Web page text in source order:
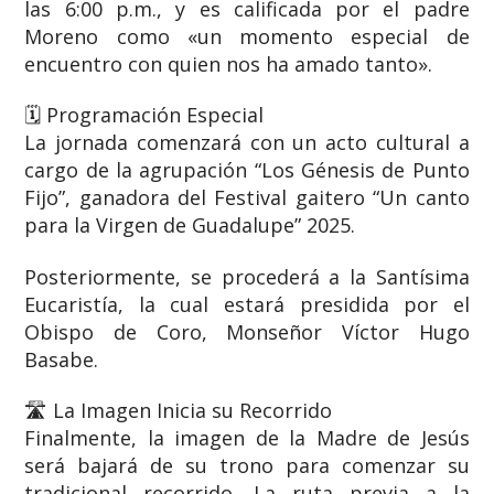
las 6:00 p.m., y es calificada por el padre
Moreno como «un momento especial de
encuentro con quien nos ha amado tanto».
​🗓️ Programación Especial
​La jornada comenzará con un acto cultural a
cargo de la agrupación “Los Génesis de Punto
Fijo”, ganadora del Festival gaitero “Un canto
para la Virgen de Guadalupe” 2025.
​Posteriormente, se procederá a la Santísima
Eucaristía, la cual estará presidida por el
Obispo de Coro, Monseñor Víctor Hugo
Basabe.
​🛣️ La Imagen Inicia su Recorrido
​Finalmente, la imagen de la Madre de Jesús
será bajará de su trono para comenzar su